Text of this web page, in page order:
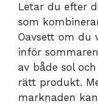
Letar du efter
som
Oavsett om du
inför
av både sol
rätt produkt.
marknaden